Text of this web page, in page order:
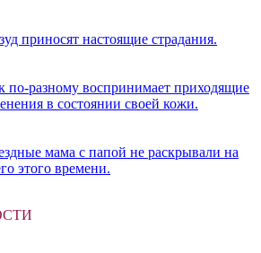
приносят настоящие страдания.
по-разному воспринимает приходящие
в состоянии своей кожи.
мама с папой не раскрывали на
этого времени.